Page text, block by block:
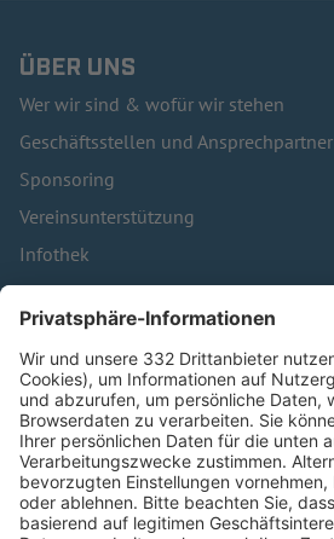
ÜBER UNS
Wer wir sind & wofür wir stehen
Geschäftsstellen und Ansprechpartner
Sponsoring
Vereinsunterstützung
Infothek
Kontakt
HÄUFIG BESUCHTE SEITEN
Pässe und Vereinswechsel
Trainerausbildung
Schulungsangebot Vereinsmitarbeiter
BFV-Geschäftsstellen